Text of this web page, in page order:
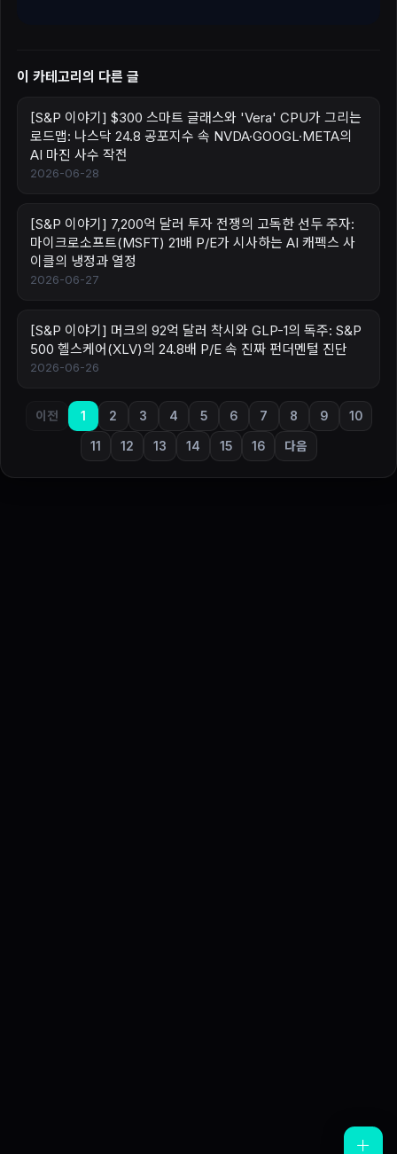
이 카테고리의 다른 글
[S&P 이야기] $300 스마트 글래스와 'Vera' CPU가 그리는
로드맵: 나스닥 24.8 공포지수 속 NVDA·GOOGL·META의
AI 마진 사수 작전
2026-06-28
[S&P 이야기] 7,200억 달러 투자 전쟁의 고독한 선두 주자:
마이크로소프트(MSFT) 21배 P/E가 시사하는 AI 캐펙스 사
이클의 냉정과 열정
2026-06-27
[S&P 이야기] 머크의 92억 달러 착시와 GLP-1의 독주: S&P
500 헬스케어(XLV)의 24.8배 P/E 속 진짜 펀더멘털 진단
2026-06-26
이전 1 2 3 4 5 6 7 8 9 10
11 12 13 14 15 16 다음